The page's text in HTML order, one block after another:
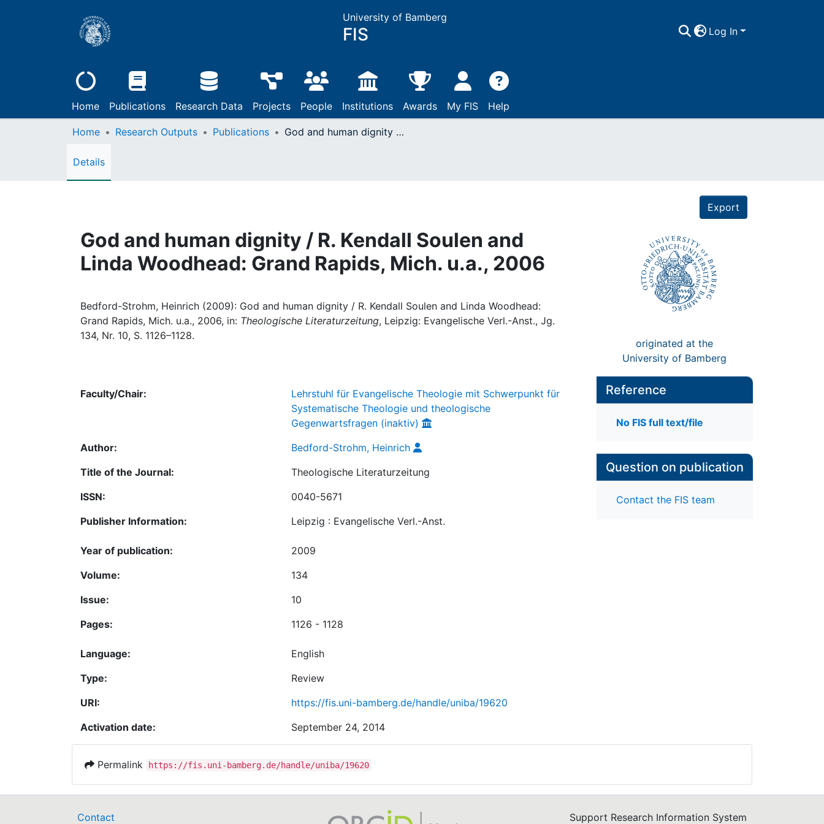
University of Bamberg
FIS Log In
Home Publications Research Data Projects People Institutions Awards My FIS Help
Home Research Outputs Publications God and human dignity / R. Kendall Soulen and Linda Woodhead: Grand Rapids, Mich. u.a., 2006
Details
Export
God and human dignity / R. Kendall Soulen and
Linda Woodhead: Grand Rapids, Mich. u.a., 2006
Bedford-Strohm, Heinrich (2009): God and human dignity / R. Kendall Soulen and Linda Woodhead:
Grand Rapids, Mich. u.a., 2006, in: Theologische Literaturzeitung, Leipzig: Evangelische Verl.-Anst., Jg.
134, Nr. 10, S. 1126–1128.
originated at the
University of Bamberg
Faculty/Chair:
Lehrstuhl für Evangelische Theologie mit Schwerpunkt für
Systematische Theologie und theologische
Gegenwartsfragen (inaktiv)
Author:
Bedford-Strohm, Heinrich
Title of the Journal:
Theologische Literaturzeitung
ISSN:
0040-5671
Publisher Information:
Leipzig : Evangelische Verl.-Anst.
Year of publication:
2009
Volume:
134
Issue:
10
Pages:
1126 - 1128
Language:
English
Type:
Review
URI:
https://fis.uni-bamberg.de/handle/uniba/19620
Activation date:
September 24, 2014
Reference
No FIS full text/file
Question on publication
Contact the FIS team
Permalink https://fis.uni-bamberg.de/handle/uniba/19620
Contact Support Research Information System